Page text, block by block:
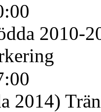
2010-
2014)